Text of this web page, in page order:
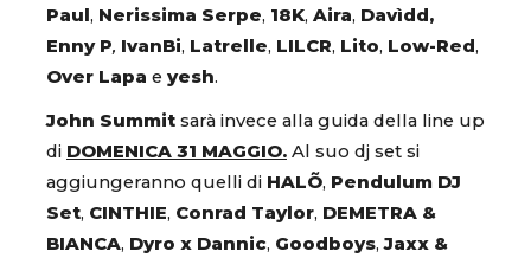
Paul, Nerissima Serpe, 18K, Aira, Davìdd,
Enny P, IvanBi, Latrelle, LILCR, Lito, Low-Red,
Over Lapa e yesh.
John Summit sarà invece alla guida della line up
di DOMENICA 31 MAGGIO. Al suo dj set si
aggiungeranno quelli di HALÕ, Pendulum DJ
Set, CINTHIE, Conrad Taylor, DEMETRA &
BIANCA, Dyro x Dannic, Goodboys, Jaxx &